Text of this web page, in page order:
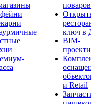
поваров
ключ в
BIM-
и Retail